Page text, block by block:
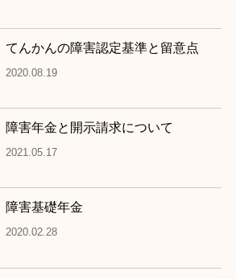
てんかんの障害認定基準と留意点
2020.08.19
障害年金と開示請求について
2021.05.17
障害基礎年金
2020.02.28